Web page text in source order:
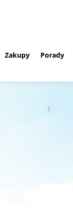
Zakupy Porady